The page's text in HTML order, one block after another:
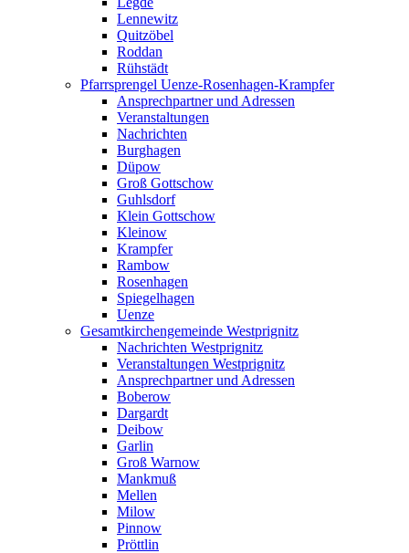
Lennewitz
Quitzöbel
Roddan
Rühstädt
Pfarrsprengel Uenze-Rosenhagen-Krampfer
Ansprechpartner und Adressen
Veranstaltungen
Nachrichten
Burghagen
Düpow
Groß Gottschow
Guhlsdorf
Klein Gottschow
Kleinow
Krampfer
Rambow
Rosenhagen
Spiegelhagen
Uenze
Gesamtkirchengemeinde Westprignitz
Nachrichten Westprignitz
Veranstaltungen Westprignitz
Ansprechpartner und Adressen
Boberow
Dargardt
Deibow
Garlin
Groß Warnow
Mankmuß
Mellen
Milow
Pinnow
Pröttlin